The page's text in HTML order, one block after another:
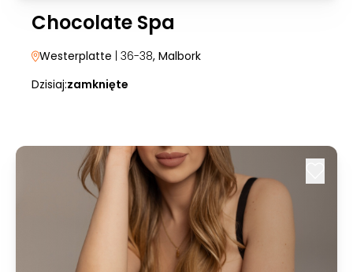
Chocolate Spa
Westerplatte | 36-38, Malbork
Dzisiaj:zamknięte